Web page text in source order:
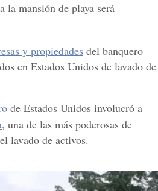
la mansión de playa será
y propiedades del banquero
en Estados Unidos de lavado de
de Estados Unidos involucró a
, una de las más poderosas de
lavado de activos.